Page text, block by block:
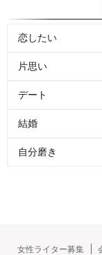
恋したい
片思い
デート
結婚
自分磨き
女性ライター募集